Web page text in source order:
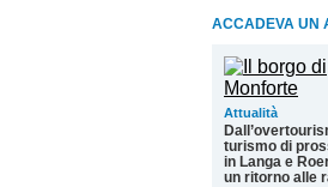
ACCADEVA UN
Attualità
turismo di
in Langa e
un ritorno alle